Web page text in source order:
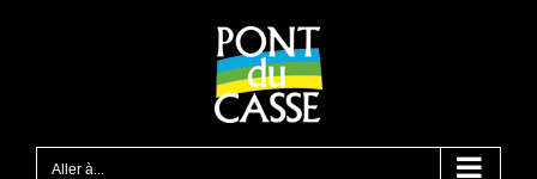
Aller à...